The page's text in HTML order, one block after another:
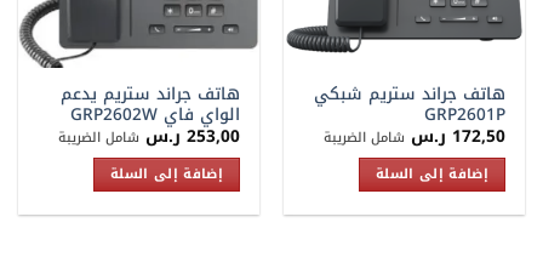
هاتف جراند ستريم شبكي
GRP2601P
172,50 ر.س شامل الضريبة
إضافة إلى السلة
هاتف جراند ستريم يدعم
الواي فاي GRP2602W
253,00 ر.س شامل الضريبة
إضافة إلى السلة